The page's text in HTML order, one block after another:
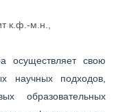
к.ф.-м.н.,
свою
научных подходов,
образовательных